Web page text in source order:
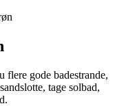
gode badestrande,
tage solbad,